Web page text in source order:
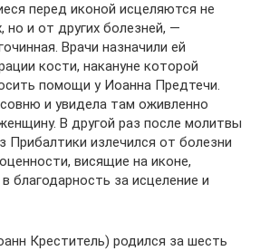
перед иконой исцеляются не
но и от других болезней, —
Врачи назначили ей
кости, накануне которой
помощи у Иоанна Предтечи.
и увидела там оживленно
В другой раз после молитвы
Прибалтики излечился от болезни
висящие на иконе,
благодарность за исцеление и
Креститель) родился за шесть